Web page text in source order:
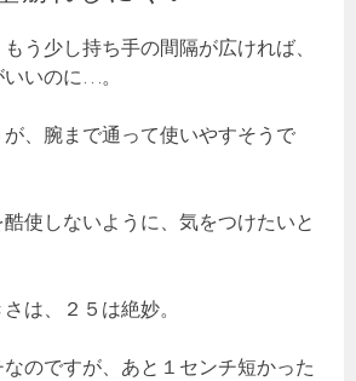
う少し持ち手の間隔が広ければ、
いのに…。
、腕まで通って使いやすそうで
使しないように、気をつけたいと
は、２５は絶妙。
のですが、あと１センチ短かった